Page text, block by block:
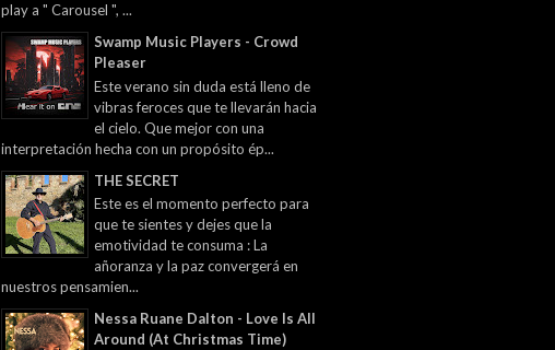
play a " Carousel ", ...
Swamp Music Players - Crowd
Pleaser
Este verano sin duda está lleno de
vibras feroces que te llevarán hacia
el cielo. Que mejor con una
interpretación hecha con un propósito ép...
THE SECRET
Este es el momento perfecto para
que te sientes y dejes que la
emotividad te consuma : La
añoranza y la paz convergerá en
nuestros pensamien...
Nessa Ruane Dalton - Love Is All
Around (At Christmas Time)